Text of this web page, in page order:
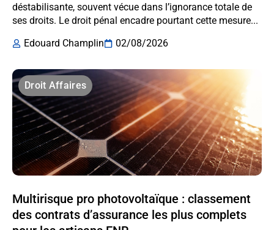
déstabilisante, souvent vécue dans l’ignorance totale de
ses droits. Le droit pénal encadre pourtant cette mesure...
Edouard Champlin
02/08/2026
Droit Affaires
Multirisque pro photovoltaïque : classement
des contrats d’assurance les plus complets